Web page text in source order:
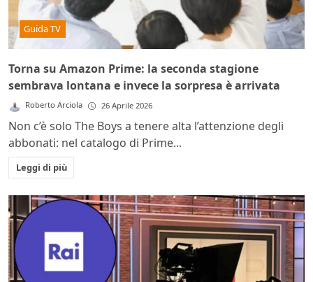
Guida TV
Torna su Amazon Prime: la seconda stagione
sembrava lontana e invece la sorpresa è arrivata
Roberto Arciola 26 Aprile 2026
Non c’è solo The Boys a tenere alta l’attenzione degli
abbonati: nel catalogo di Prime...
Leggi di più